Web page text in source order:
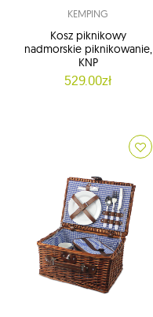
KEMPING
Kosz piknikowy
nadmorskie piknikowanie,
KNP
529.00zł